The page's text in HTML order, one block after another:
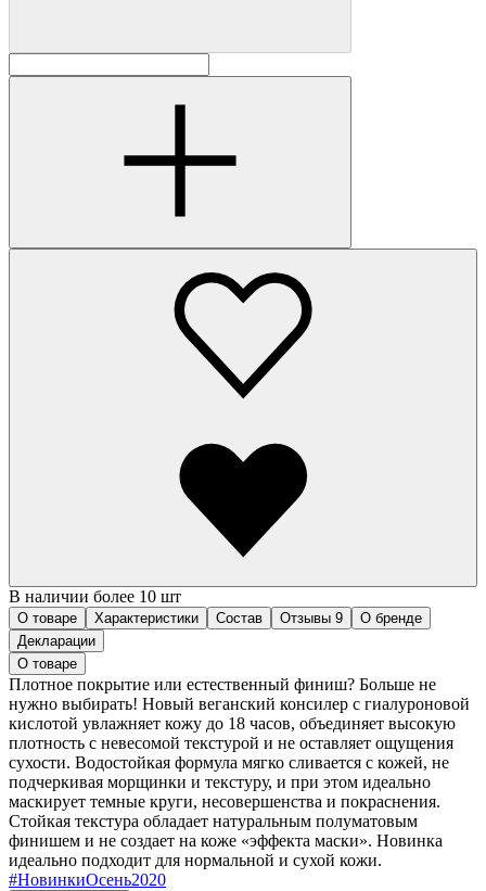
В наличии более 10 шт
О товаре Характеристики Состав Отзывы 9
О бренде
Декларации
О товаре
Плотное покрытие или естественный финиш? Больше не
нужно выбирать! Новый веганский консилер с гиалуроновой
кислотой увлажняет кожу до 18 часов, объединяет высокую
плотность с невесомой текстурой и не оставляет ощущения
сухости. Водостойкая формула мягко сливается с кожей, не
подчеркивая морщинки и текстуру, и при этом идеально
маскирует темные круги, несовершенства и покраснения.
Стойкая текстура обладает натуральным полуматовым
финишем и не создает на коже «эффекта маски». Новинка
идеально подходит для нормальной и сухой кожи.
#НовинкиОсень2020